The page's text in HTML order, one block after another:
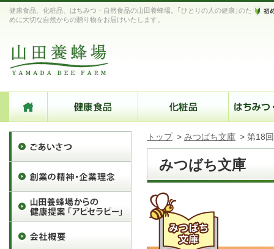
健康食品、化粧品、はちみつ・自然食品の山田養蜂場。｢ひとりの人の健康｣のた
めに大切な自然からの贈り物をお届けいたします。
トップ > みつばち文庫 > 第18
みつばち文庫